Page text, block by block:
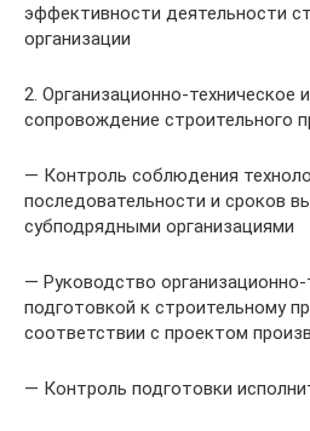
эффективности деятельности
организации
2. Организационно-техническое
сопровождение строительного
— Контроль соблюдения
последовательности и сроков
субподрядными организациями
— Руководство организационно-
подготовкой к строительному
соответствии с проектом
— Контроль подготовки